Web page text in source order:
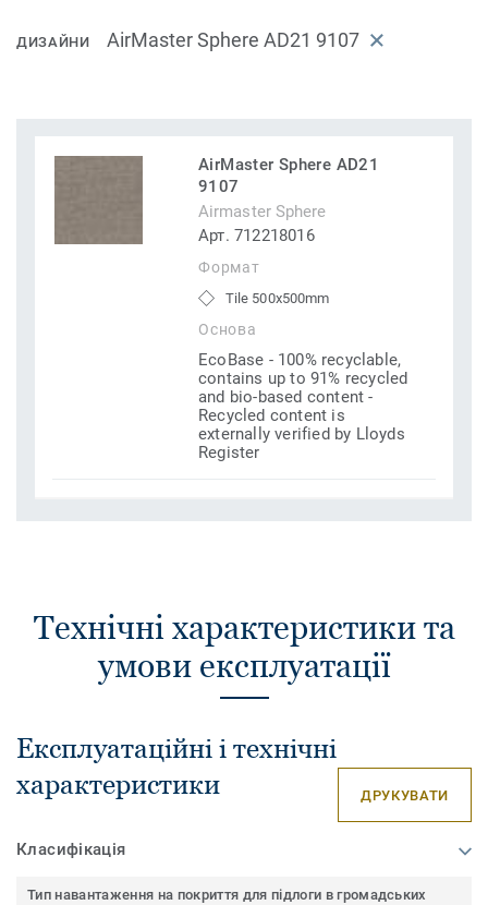
ДИЗАЙНИ AirMaster Sphere AD21 9107
AirMaster Sphere AD21
9107
Airmaster Sphere
Арт. 712218016
Формат
Tile 500x500mm
Основа
EcoBase - 100% recyclable,
contains up to 91% recycled
and bio-based content -
Recycled content is
externally verified by Lloyds
Register
Технічні характеристики та
умови експлуатації
Експлуатаційні і технічні
характеристики
ДРУКУВАТИ
Класифікація
Тип навантаження на покриття для підлоги в громадських